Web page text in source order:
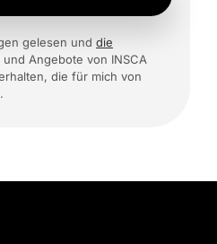
gelesen und die
und Angebote von INSCA
die für mich von